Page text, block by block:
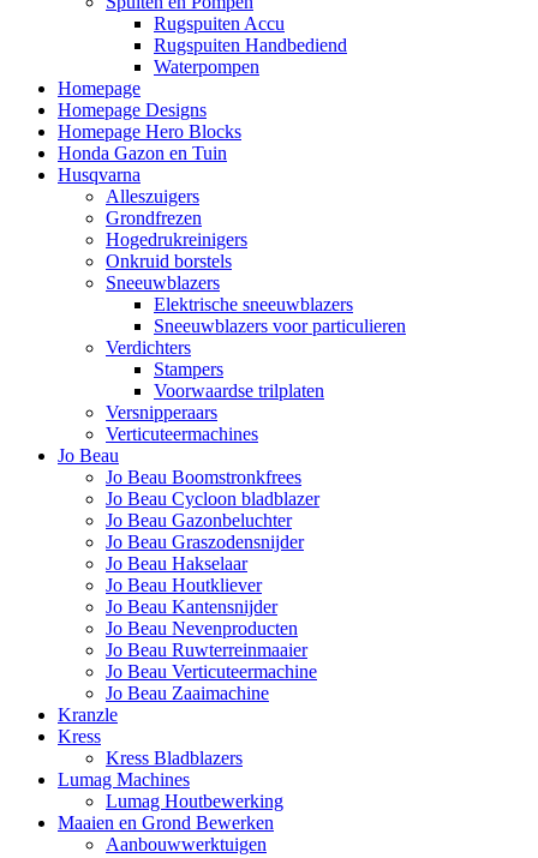
Rugspuiten Accu
Rugspuiten Handbediend
Waterpompen
Homepage
Homepage Designs
Homepage Hero Blocks
Honda Gazon en Tuin
Husqvarna
Alleszuigers
Grondfrezen
Hogedrukreinigers
Onkruid borstels
Sneeuwblazers
Elektrische sneeuwblazers
Sneeuwblazers voor particulieren
Verdichters
Stampers
Voorwaardse trilplaten
Versnipperaars
Verticuteermachines
Jo Beau
Jo Beau Boomstronkfrees
Jo Beau Cycloon bladblazer
Jo Beau Gazonbeluchter
Jo Beau Graszodensnijder
Jo Beau Hakselaar
Jo Beau Houtkliever
Jo Beau Kantensnijder
Jo Beau Nevenproducten
Jo Beau Ruwterreinmaaier
Jo Beau Verticuteermachine
Jo Beau Zaaimachine
Kranzle
Kress
Kress Bladblazers
Lumag Machines
Lumag Houtbewerking
Maaien en Grond Bewerken
Aanbouwwerktuigen